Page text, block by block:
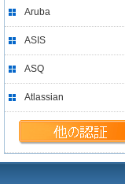
Aruba
ASIS
ASQ
Atlassian